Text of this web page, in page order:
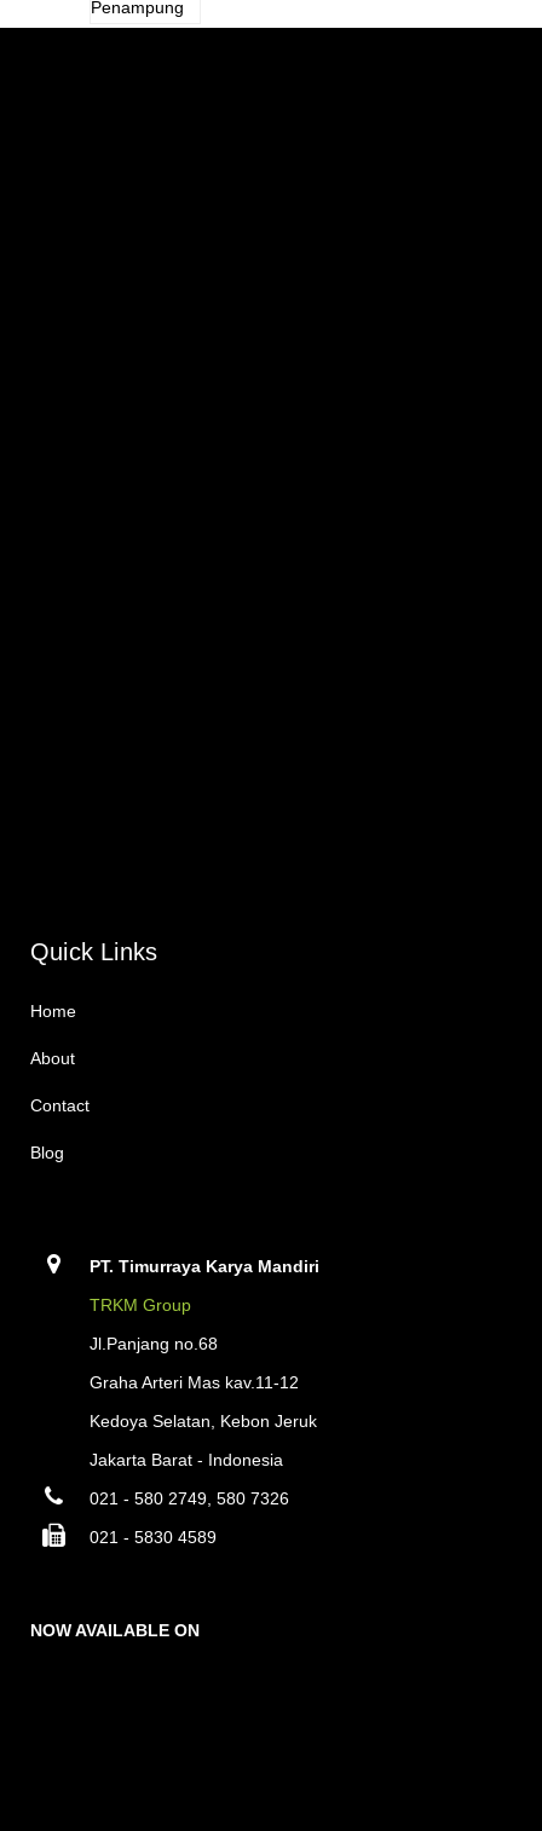
Quick Links
Home
About
Contact
Blog
PT. Timurraya Karya Mandiri
TRKM Group
Jl.Panjang no.68
Graha Arteri Mas kav.11-12
Kedoya Selatan, Kebon Jeruk
Jakarta Barat - Indonesia
021 - 580 2749, 580 7326
021 - 5830 4589
NOW AVAILABLE ON